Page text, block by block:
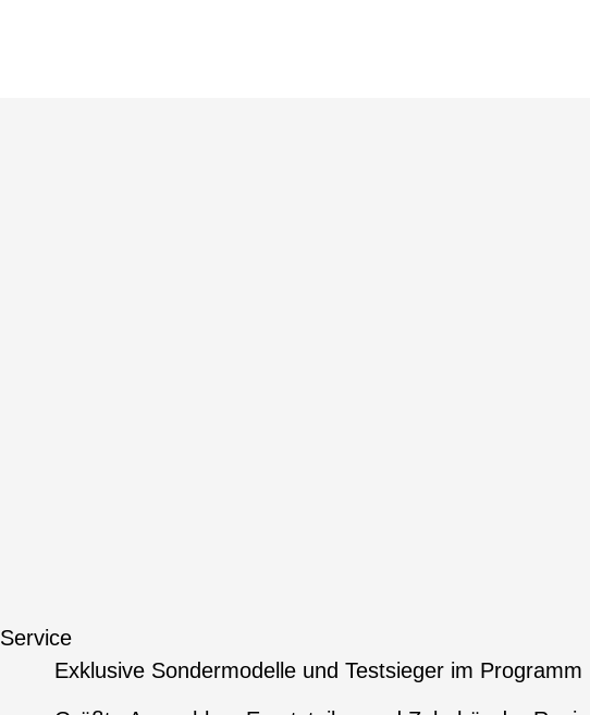
Service
Exklusive Sondermodelle und Testsieger im Programm